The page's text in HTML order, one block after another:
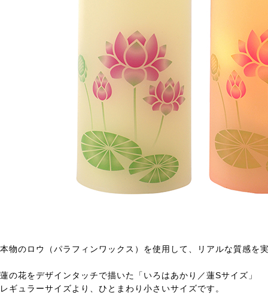
本物のロウ（パラフィンワックス）を使用して、リアルな質感を
蓮の花をデザインタッチで描いた「いろはあかり／蓮Sサイズ」
レギュラーサイズより、ひとまわり小さいサイズです。